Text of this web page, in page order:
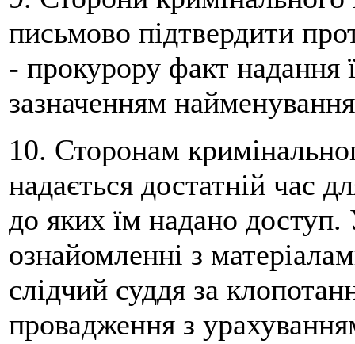
письмово підтвердити
- прокурору факт надання
зазначенням
10. Сторонам
надається достатній час
до яких їм надано доступ.
ознайомленні з
слідчий суддя за
провадження з